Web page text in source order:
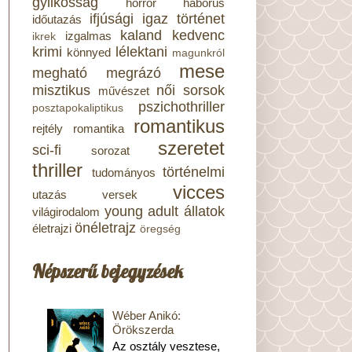
időutazás
ifjúsági igaz történet
ikrek izgalmas kaland
kedvenc
krimi könnyed lélektani magunkról
megható megrázó mese
misztikus művészet női sorsok
posztapokaliptikus pszichothriller
rejtély romantika romantikus
sci-fi sorozat
szeretet
thriller
tudományos történelmi
utazás versek vicces
világirodalom young adult állatok
életrajzi önéletrajz öregség
Népszerű bejegyzések
Wéber Anikó:
Örökszerda
Az osztály vesztese,